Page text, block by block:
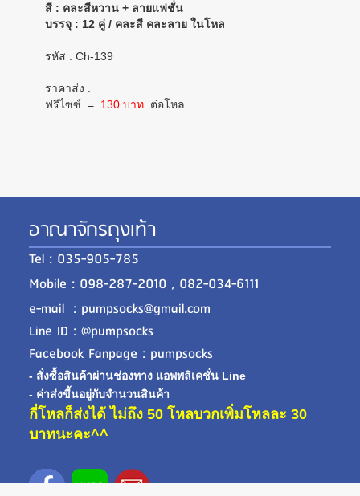
สี : คละสีหวาน + ลายแฟชั่น
บรรจุ : 12 คู่ / คละสี คละลาย ในโหล
รหัส : Ch-139
ราคาส่ง :
ฟรีไซซ์ = 130 บาท ต่อโหล
อาณาจักรถุงเท้า
Tel : 035-905-785
Mobile : 098-287-2010 , 082-034-6111
e-mail : pumpsocks@gmail.com
Line ID : @pumpsocks
Facebook Fanpage : pumpsocks
- สั่งซื้อสินค้าผ่านช่องทาง แอพพลิเคชั่น Line
- ค่าส่งขี้นอยู่กับจำนวนสินค้า
กี่โหลก็ส่งได้ ไม่ถึง 50 โหลบวกเพิ่มโหลละ 30
บาทนะคะ^^